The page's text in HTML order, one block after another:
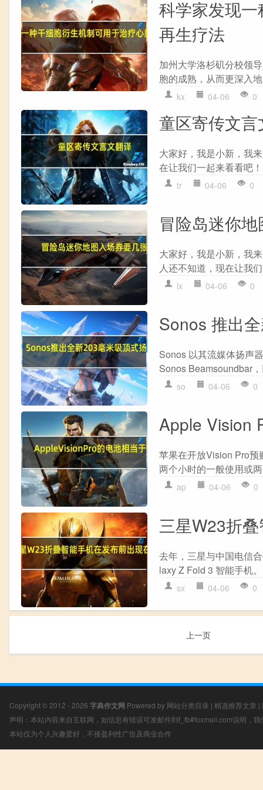
科学家发现
再生疗法
加州大学洛杉矶分校领
胞的成熟，从而更深入
kx 04-06 0
童区寄传文
大家好，我是小新，我
在让我们一起来看看吧
tr 04-06 0
冒险岛迷你
大家好，我是小新，我
人还不知道，现在让我
lx 04-06 0
Sonos 推出
Sonos 以其流媒体扬声
Sonos Beamsoundbar
so 04-06 0
Apple Vision
苹果在开放Vision Pro
两个小时的一般使用或
ap 04-06 0
三星W23折
去年，三星与中国电信
laxy Z Fold 3 智能手机
sx 04-06 0
上一页
Copyright © 2012 - 2026 字典作文网 Powered by 网站分类目录 | 精选推荐文章 |
声明：本站内容来自互联网，如信息有错误可发邮件到f_fb#foxmail.com说明，
本站仅为个人兴趣爱好，不接盈利性广告及商业合作